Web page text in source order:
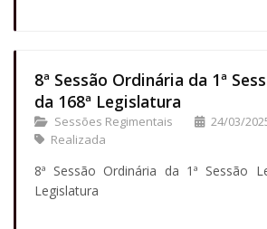
8ª Sessão Ordinária da 1ª
da 168ª Legislatura
Sessões Regimentais 24/03/
Realizada
8ª Sessão Ordinária da 1ª Sessão
Legislatura